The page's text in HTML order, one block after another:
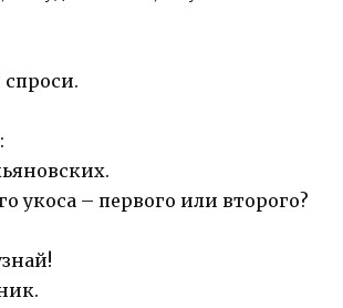
укоса – первого или второго?